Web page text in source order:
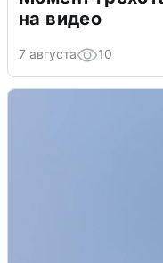
на видео
7 августа 10